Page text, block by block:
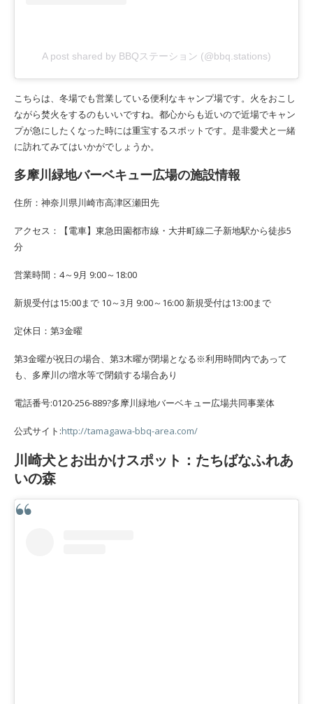
A post shared by BBQステーション (@bbq.stations)
こちらは、冬場でも営業している便利なキャンプ場です。火をおこし
ながら焚火をするのもいいですね。都心からも近いので近場でキャン
プが急にしたくなった時には重宝するスポットです。是非愛犬と一緒
に訪れてみてはいかがでしょうか。
多摩川緑地バーベキュー広場の施設情報
住所：神奈川県川崎市高津区瀬田先
アクセス：【電車】東急田園都市線・大井町線二子新地駅から徒歩5
分
営業時間：4～9月 9:00～18:00
新規受付は15:00まで 10～3月 9:00～16:00 新規受付は13:00まで
定休日：第3金曜
第3金曜が祝日の場合、第3木曜が閉場となる※利用時間内であって
も、多摩川の増水等で閉鎖する場合あり
電話番号:0120-256-889?多摩川緑地バーベキュー広場共同事業体
公式サイト:http://tamagawa-bbq-area.com/
川崎犬とお出かけスポット：たちばなふれあ
いの森